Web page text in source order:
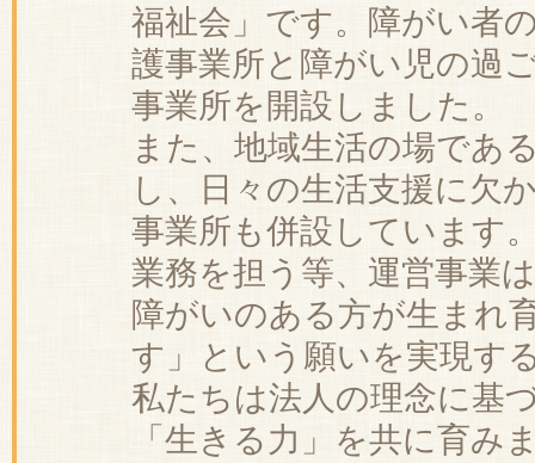
福祉会」です。障がい者
護事業所と障がい児の過
事業所を開設しました。
また、地域生活の場であ
し、日々の生活支援に欠
事業所も併設しています
業務を担う等、運営事業
障がいのある方が生まれ
す」という願いを実現す
私たちは法人の理念に基
「生きる力」を共に育み